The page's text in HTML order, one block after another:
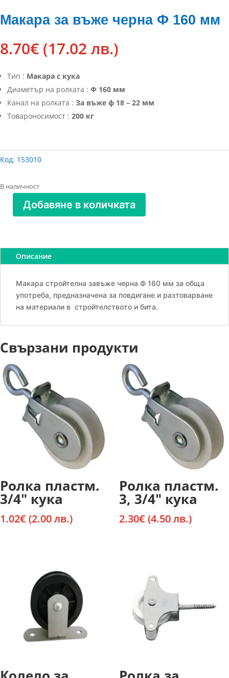
Макара за въже черна Ф 160 мм
8.70€ (17.02 лв.)
Тип : Макара с кука
Диаметър на ролката : Ф 160 мм
Канал на ролката : За въже ф 18 – 22 мм
Товароносимост : 200 кг
Код: 153010
В наличност
количество
за
въже
Добавяне в количката
Описание
Макара стройтелна завъже черна Ф 160 мм за обща
употреба, предназначена за повдигане и разтоварване
на материали в стройтелството и бита.
Свързани продукти
Ролка пластм.
3/4″ кука
1.02€ (2.00 лв.)
Ролка пластм.
3, 3/4″ кука
2.30€ (4.50 лв.)